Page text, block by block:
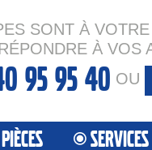
SONT À
À VOS
95 95 40 OU
SERVICES